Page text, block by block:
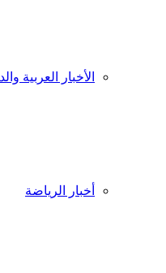
الأخبار العربية
أخبار الرياضة